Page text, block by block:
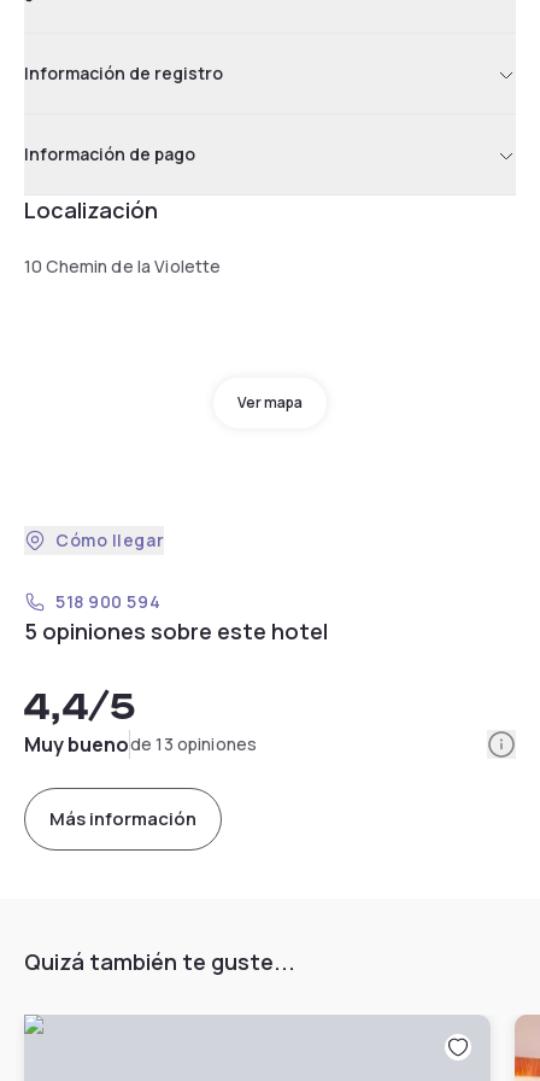
Información de registro
Información de pago
Localización
10 Chemin de la Violette
Ver mapa
Cómo llegar
518 900 594
5 opiniones sobre este hotel
4,4/5
Muy buenode 13 opiniones
Más información
Quizá también te guste...